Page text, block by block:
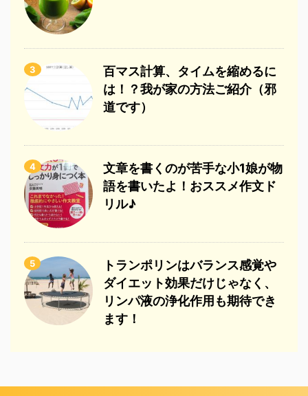
3
百マス計算、タイムを縮めるに
は！？我が家の方法ご紹介（邪
道です）
4
文章を書くのが苦手な小1娘が物
語を書いたよ！おススメ作文ド
リル♪
5
トランポリンはバランス感覚や
ダイエット効果だけじゃなく、
リンパ液の浄化作用も期待でき
ます！